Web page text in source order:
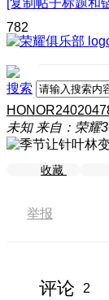
搜索
782
未知 来自：荣耀
收藏
举报
评论 2